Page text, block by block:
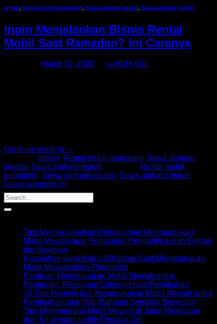
artikel, Rental mobil pengantin, Sewa alphard jakarta, Sewa alphard murah
Ingin Menjalankan Bisnis Rental
Mobil Saat Ramadan? Ini Caranya
March 31, 2020
rajADM-001
Continue reading →
artikel Rental mobil pengantin Sewa alphard
jakarta Sewa alphard murah
Rental mobil
pengantin Sewa alphard jakarta Sewa alphard murah
Leave a comment
Tips Memaksimalkan Pengalaman Menggunakan
Mobil Mewah agar Perjalanan Pengantin Lebih Elegan
dan Nyaman
Kesalahan yang Harus Dihindari Saat Menggunakan
Mobil Mewah untuk Pengantin
Panduan Menggunakan Mobil Mewah untuk
Pengantin: Persiapan Sebelum Hari Pernikahan
10 Tips Memilih dan Menggunakan Mobil Mewah untuk
Pernikahan agar Hari Bahagia Semakin Berkesan
Tips Mengendarai Mobil Mewah di Jalan Perkotaan
dan Tol dengan Lebih Percaya Diri